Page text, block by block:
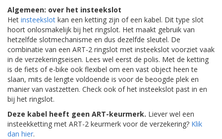
Algemeen: over het insteekslot
Het insteekslot kan een ketting zijn of een kabel. Dit type slot
hoort onlosmakelijk bij het ringslot. Het maakt gebruik van
hetzelfde slotmechanisme en dus dezelfde sleutel. De
combinatie van een ART-2 ringslot met insteekslot voorziet vaak
in de verzekeringseisen. Lees wel eerst de polis. Met de ketting
is de fiets of e-bike ook flexibel om een vast object heen te
slaan, mits de lengte voldoende is voor de beoogde plek en
manier van vastzetten. Check ook of het insteekslot past in en
bij het ringslot.
Deze kabel heeft geen ART-keurmerk. Liever wel een
insteekketting met ART-2 keurmerk voor de verzekering? Klik
dan hier.